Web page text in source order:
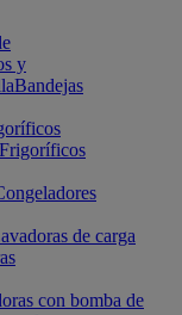
y
Bandejas
Frigoríficos
de carga
con bomba de